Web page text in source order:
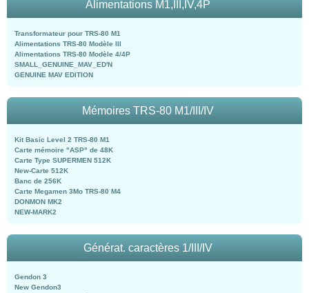
Alimentations M1,III,IV,4P
Transformateur pour TRS-80 M1
Alimentations TRS-80 Modèle III
Alimentations TRS-80 Modèle 4/4P
SMALL_GENUINE_MAV_ED'N
GENUINE MAV EDITION
Mémoires TRS-80 M1/III/IV
Kit Basic Level 2 TRS-80 M1
Carte mémoire "ASP" de 48K
Carte Type SUPERMEN 512K
New-Carte 512K
Banc de 256K
Carte Megamen 3Mo TRS-80 M4
DONMON MK2
NEW-MARK2
Générat. caractères 1/III/IV
Gendon 3
New Gendon3